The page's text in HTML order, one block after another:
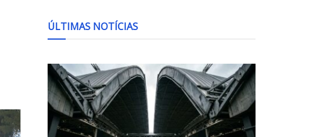
ÚLTIMAS NOTÍCIAS